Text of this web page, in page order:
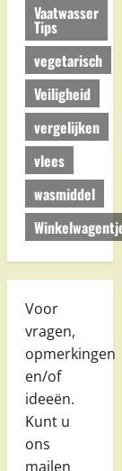
Vaatwasser
Tips
vegetarisch
Veiligheid
vergelijken
vlees
wasmiddel
Voor
vragen,
opmerkingen
en/of
ideeën.
Kunt u
ons
mailen